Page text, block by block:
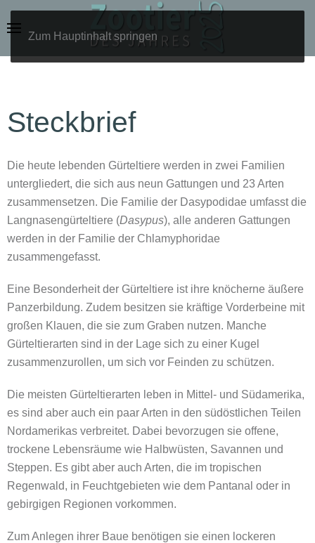
Zum Hauptinhalt springen
Steckbrief
Die heute lebenden Gürteltiere werden in zwei Familien
untergliedert, die sich aus neun Gattungen und 23 Arten
zusammensetzen. Die Familie der Dasypodidae umfasst die
Langnasengürteltiere (Dasypus), alle anderen Gattungen
werden in der Familie der Chlamyphoridae
zusammengefasst.
Eine Besonderheit der Gürteltiere ist ihre knöcherne äußere
Panzerbildung. Zudem besitzen sie kräftige Vorderbeine mit
großen Klauen, die sie zum Graben nutzen. Manche
Gürteltierarten sind in der Lage sich zu einer Kugel
zusammenzurollen, um sich vor Feinden zu schützen.
Die meisten Gürteltierarten leben in Mittel- und Südamerika,
es sind aber auch ein paar Arten in den südöstlichen Teilen
Nordamerikas verbreitet. Dabei bevorzugen sie offene,
trockene Lebensräume wie Halbwüsten, Savannen und
Steppen. Es gibt aber auch Arten, die im tropischen
Regenwald, in Feuchtgebieten wie dem Pantanal oder in
gebirgigen Regionen vorkommen.
Zum Anlegen ihrer Baue benötigen sie einen lockeren